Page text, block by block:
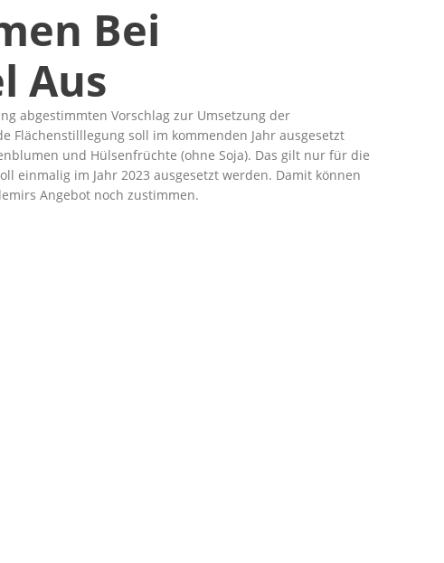
Bei
Aus
abgestimmten Vorschlag zur Umsetzung der
Flächenstilllegung soll im kommenden Jahr ausgesetzt
und Hülsenfrüchte (ohne Soja). Das gilt nur für die
einmalig im Jahr 2023 ausgesetzt werden. Damit können
Angebot noch zustimmen.